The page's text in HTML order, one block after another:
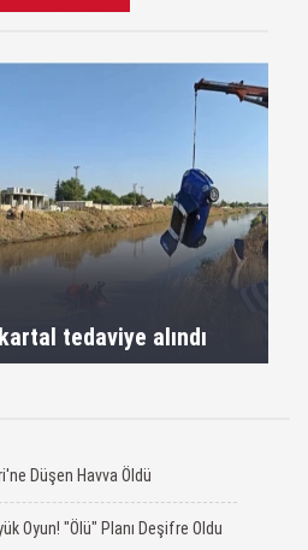
tedaviye alındı
Düşen Havva Öldü
Oyun! "Ölü" Planı Deşifre Oldu